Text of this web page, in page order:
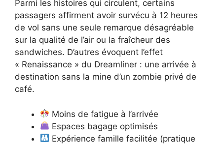
Parmi les histoires qui circulent, certains
passagers affirment avoir survécu à 12 heures
de vol sans une seule remarque désagréable
sur la qualité de l’air ou la fraîcheur des
sandwiches. D’autres évoquent l’effet
« Renaissance » du Dreamliner : une arrivée à
destination sans la mine d’un zombie privé de
café.
Moins de fatigue à l’arrivée
Espaces bagage optimisés
Expérience famille facilitée (pratique